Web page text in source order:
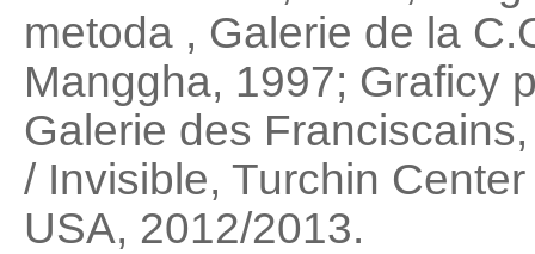
metoda , Galerie de la
Manggha, 1997; Graficy
Galerie des
/ Invisible, Turchin
USA, 2012/2013.